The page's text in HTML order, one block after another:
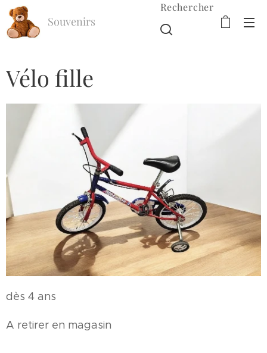
Souvenirs
Rechercher
Vélo fille
dès 4 ans
A retirer en magasin